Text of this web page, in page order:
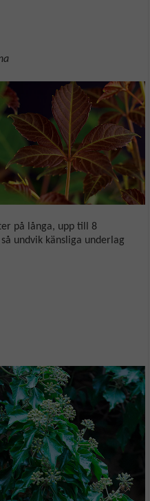
på långa, upp till 8
undvik känsliga underlag